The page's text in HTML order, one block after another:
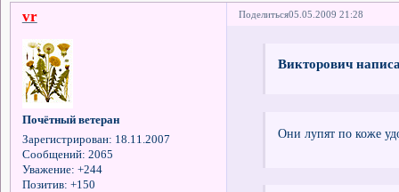
Поделиться05.05.2009 21:28
vr
Почётный ветеран
Зарегистрирован: 18.11.2007
Сообщений: 2065
Уважение: +244
Позитив: +150
Викторович
Они лупят по коже